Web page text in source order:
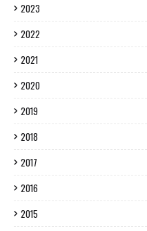
2023
2022
2021
2020
2019
2018
2017
2016
2015